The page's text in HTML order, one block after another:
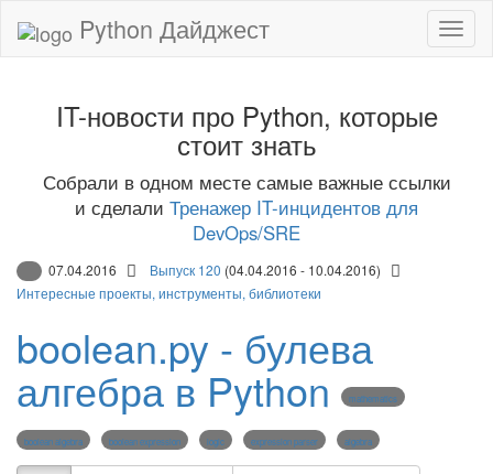
Python Дайджест
IT-новости про Python, которые
стоит знать
Собрали в одном месте самые важные ссылки
и сделали Тренажер IT-инцидентов для
DevOps/SRE
07.04.2016 Выпуск 120 (04.04.2016 - 10.04.2016)
Интересные проекты, инструменты, библиотеки
boolean.py - булева
алгебра в Python mathematics
boolean algebra boolean expression logic expression parser algebra